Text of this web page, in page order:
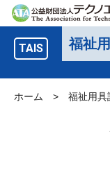
TAIS 福祉
ホーム > 福祉用具